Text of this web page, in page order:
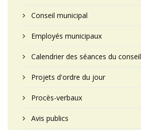
Conseil municipal
Employés municipaux
Calendrier des séances du conseil
Projets d'ordre du jour
Procès-verbaux
Avis publics